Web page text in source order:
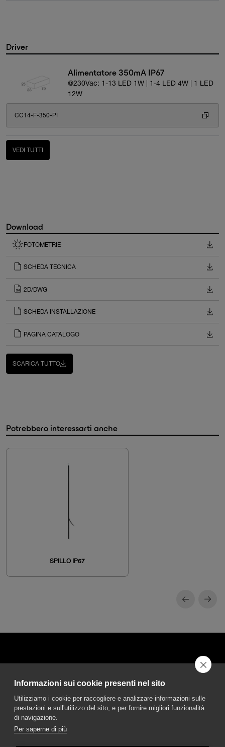
Driver
Alimentatore 350mA IP67
@230Vac: 1-13 LED 1W | 1-4 LED 4W | 1 LED
12W
CC14-F-350-PI
VEDI TUTTI
Download
FOTOMETRIE
SCHEDA TECNICA
2D/DWG
SCHEDA INSTALLAZIONE
PAGINA CATALOGO
SCARICA TUTTO
Potrebbero interessarti anche
SPILLO IP67
50013 Campi Bisenzio Firenze - Italy
Informazioni sui cookie presenti nel sito
Utilizziamo i cookie per raccogliere e analizzare informazioni sulle
prestazioni e sull'utilizzo del sito, e per fornire migliori funzionalità
di navigazione.
Per saperne di più